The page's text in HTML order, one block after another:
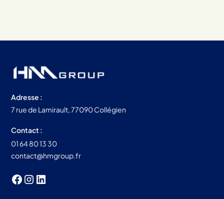
Adresse :
7 rue de Lamirault, 77090 Collégien
Contact :
01 64 80 13 30
contact@hmgroup.fr